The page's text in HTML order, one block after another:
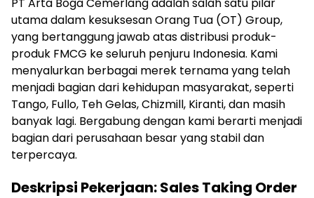
utama dalam kesuksesan Orang Tua (OT) Group,
yang bertanggung jawab atas distribusi produk-
produk FMCG ke seluruh penjuru Indonesia. Kami
menyalurkan berbagai merek ternama yang telah
menjadi bagian dari kehidupan masyarakat, seperti
Tango, Fullo, Teh Gelas, Chizmill, Kiranti, dan masih
banyak lagi. Bergabung dengan kami berarti menjadi
bagian dari perusahaan besar yang stabil dan
terpercaya.
Deskripsi Pekerjaan: Sales Taking Order